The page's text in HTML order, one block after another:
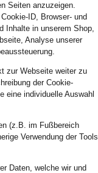
Seiten anzuzeigen.
ID, Browser- und
Inhalte in unserem Shop,
Analyse unserer
zur Webseite weiter zu
der Cookie-
eine individuelle Auswahl
(z.B. im Fußbereich
Verwendung der Tools
Daten, welche wir und